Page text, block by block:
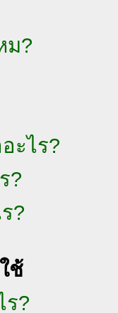
ม?
ะไร?
?
?
ช้
ร?